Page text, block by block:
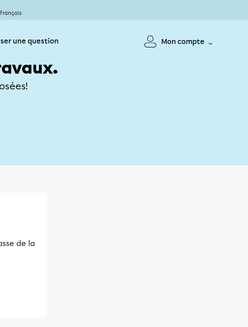
une question Mon compte
de la